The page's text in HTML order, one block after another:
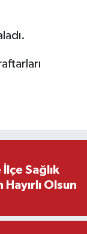
Sağlık
Olsun